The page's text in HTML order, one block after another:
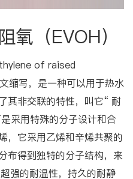
（EVOH）
of raised
缩写，是一种可以用于热水
其非交联的特性，叫它“ 耐
采用特殊的分子设计和合
，它采用乙烯和辛烯共聚的
布得到独特的分子结构，来
强的耐温性，持久的耐静